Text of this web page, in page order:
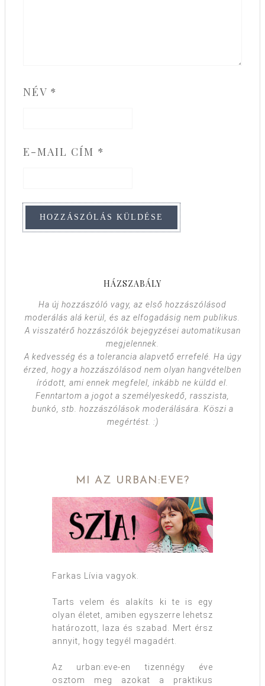
NÉV *
E-MAIL CÍM *
HÁZSZABÁLY
Ha új hozzászóló vagy, az első hozzászólásod
moderálás alá kerül, és az elfogadásig nem publikus.
A visszatérő hozzászólók bejegyzései automatikusan
megjelennek.
A kedvesség és a tolerancia alapvető errefelé. Ha úgy
érzed, hogy a hozzászólásod nem olyan hangvételben
íródott, ami ennek megfelel, inkább ne küldd el.
Fenntartom a jogot a személyeskedő, rasszista,
bunkó, stb. hozzászólások moderálására. Köszi a
megértést. :)
MI AZ URBAN:EVE?
Farkas Lívia vagyok.
Tarts velem és alakíts ki te is egy
olyan életet, amiben egyszerre lehetsz
határozott, laza és szabad. Mert érsz
annyit, hogy tegyél magadért.
Az urban:eve-en tizennégy éve
osztom meg azokat a praktikus